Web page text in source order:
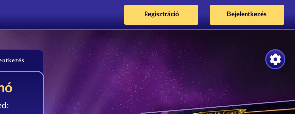
Regisztráció Bejelentkezés